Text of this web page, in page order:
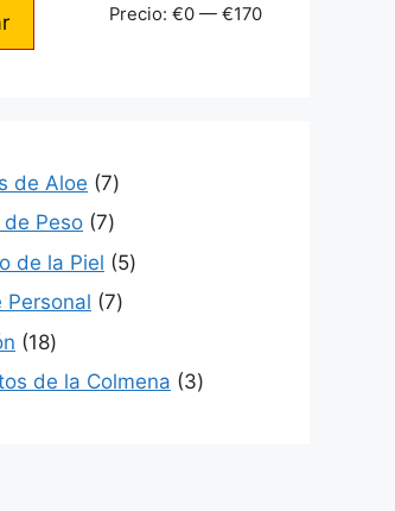
Precio
Precio
Precio: €0 — €170
de Aloe 77
productos
Peso 77
productos
de la Piel 55
Personal 77
1818
productos
de la Colmena 33